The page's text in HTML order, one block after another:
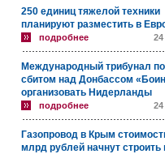
250 единиц тяжелой техники
планируют разместить в
подробнее
Международный трибунал
сбитом над Донбассом
организовать Нидерланды
подробнее
Газопровод в Крым
млрд рублей начнут строить